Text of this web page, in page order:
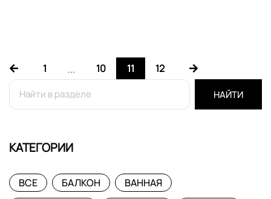
1 ... 10 11 12
НАЙТИ
КАТЕГОРИИ
ВСЕ БАЛКОН
ВАННАЯ